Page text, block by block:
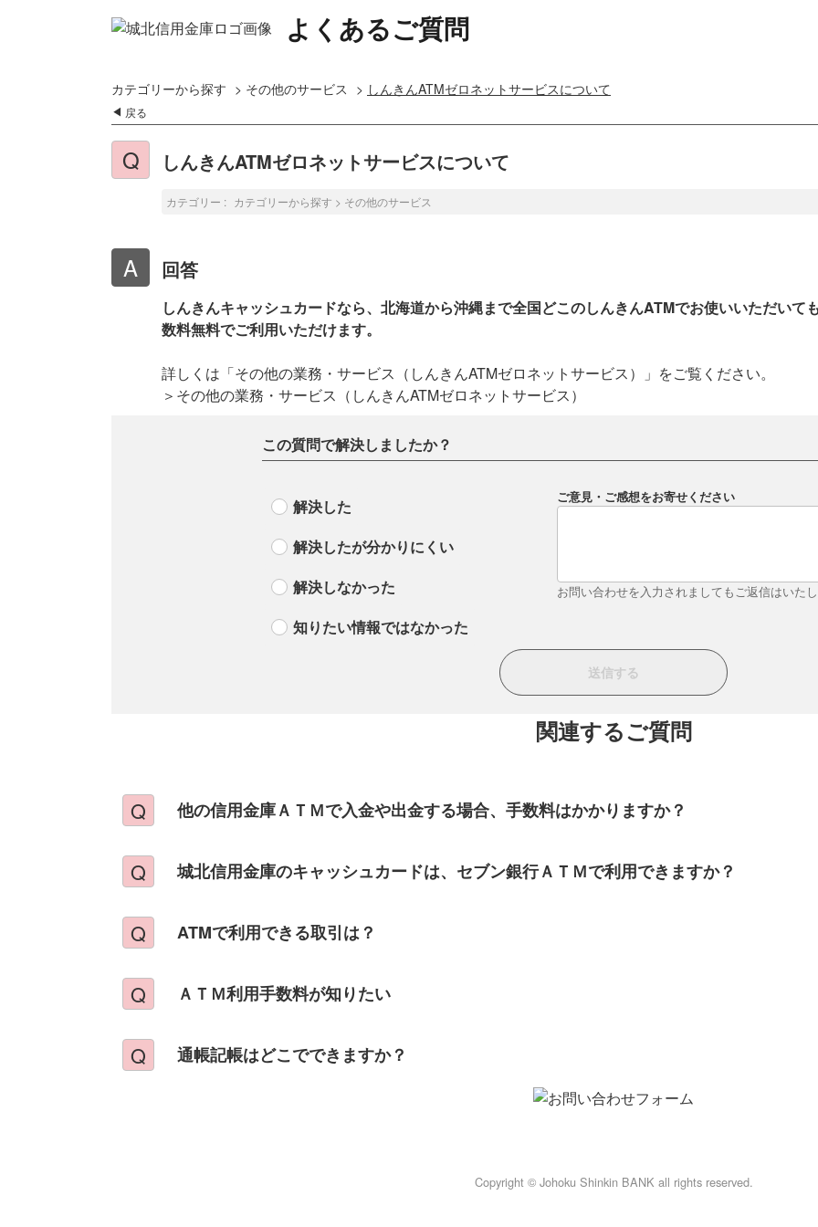
よくあるご質問
カテゴリーから探す > その他のサービス > しんきんATMゼロネットサービスについて
戻る
しんきんATMゼロネットサービスについて
カテゴリー : カテゴリーから探す > その他のサービス
回答
しんきんキャッシュカードなら、北海道から沖縄まで全国どこのしんきんATMでお使いいただいて
数料無料でご利用いただけます。
詳しくは「その他の業務・サービス（しんきんATMゼロネットサービス）」をご覧ください。
＞その他の業務・サービス（しんきんATMゼロネットサービス）
この質問で解決しましたか？
解決した
解決したが分かりにくい
解決しなかった
知りたい情報ではなかった
ご意見・ご感想をお寄せください
お問い合わせを入力されましてもご返信はいた
関連するご質問
他の信用金庫ＡＴＭで入金や出金する場合、手数料はかかりますか？
城北信用金庫のキャッシュカードは、セブン銀行ＡＴＭで利用できますか？
ATMで利用できる取引は？
ＡＴＭ利用手数料が知りたい
通帳記帳はどこでできますか？
Copyright © Johoku Shinkin BANK all rights reserved.